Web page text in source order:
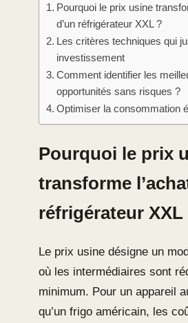
Pourquoi le prix usine
d’un réfrigérateur XXL ?
Les critères techniques qui
investissement
Comment identifier les
opportunités sans risques ?
Optimiser la consommation
Pourquoi le prix
transforme
réfrigérateur XXL
Le prix usine désigne un
où les intermédiaires sont
minimum. Pour un appareil
qu’un frigo américain, les